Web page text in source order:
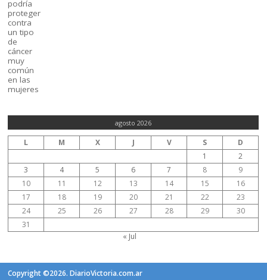
agosto 2026
L M X J V S
D
1
2
3
4 5 6 7 8
9
10
11 12 13 14 15
16
17
18 19 20 21 22
23
24
25 26 27 28 29
30
31
« Jul
Copyright ©2026. DiarioVictoria.com.ar